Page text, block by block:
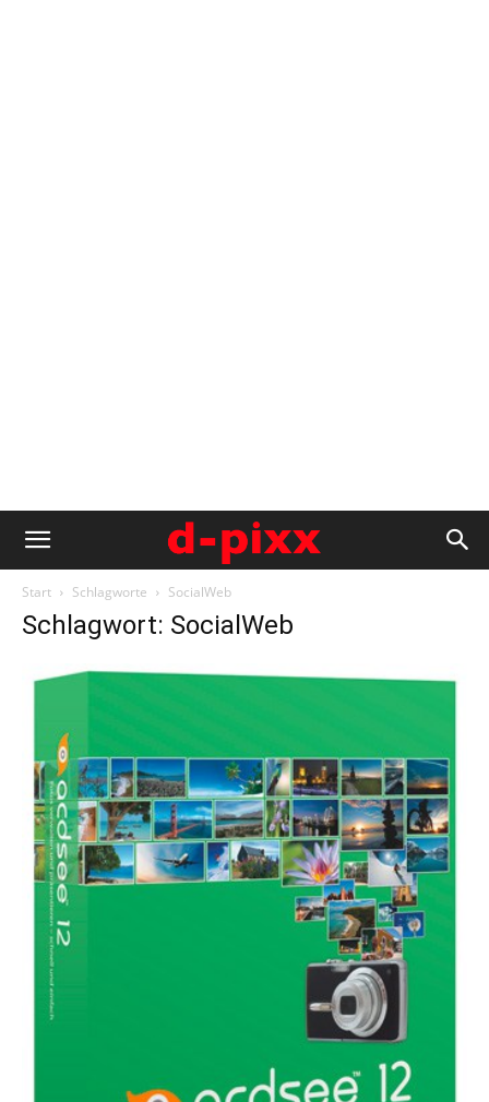
Start Schlagworte SocialWeb
Schlagwort: SocialWeb